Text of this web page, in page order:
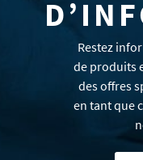
Restez
de produits
des offres
en tant que